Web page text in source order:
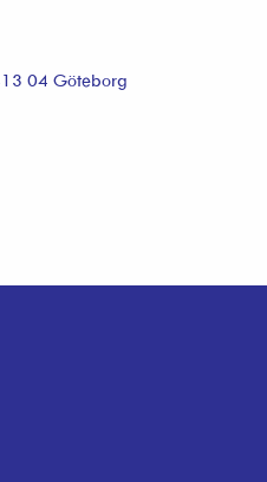
04 Göteborg